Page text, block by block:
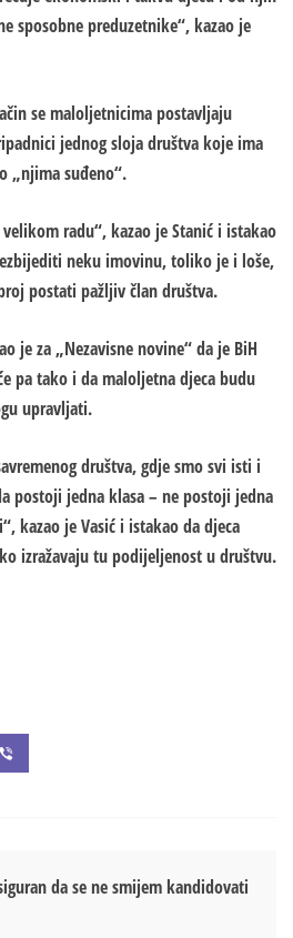
sposobne preduzetnike“, kazao je
se maloljetnicima postavljaju
jednog sloja društva koje ima
„njima suđeno“.
radu“, kazao je Stanić i istakao
neku imovinu, toliko je i loše,
postati pažljiv član društva.
je za „Nezavisne novine“ da je BiH
pa tako i da maloljetna djeca budu
upravljati.
društva, gdje smo svi isti i
postoji jedna klasa – ne postoji jedna
kazao je Vasić i istakao da djeca
izražavaju tu podijeljenost u društvu.
da se ne smijem kandidovati